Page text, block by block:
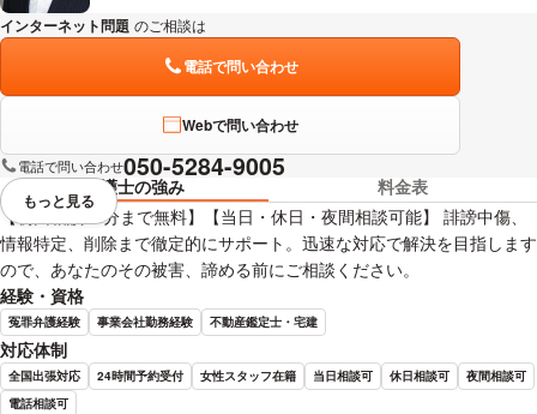
インターネット問題 のご相談は
電話で問い合わせ
Webで問い合わせ
電話で問い合わせ050-5284-9005
弁護士の強み
料金表
【初回相談30分まで無料】【当日・休日・夜間相談可能】 誹謗中傷、
情報特定、削除まで徹定的にサポート。迅速な対応で解決を目指します
ので、あなたのその被害、諦める前にご相談ください。
経験・資格
冤罪弁護経験 事業会社勤務経験 不動産鑑定士・宅建
対応体制
全国出張対応 24時間予約受付 女性スタッフ在籍 当日相談可 休日相談可
夜間相談可
電話相談可
視覚的に省略されている要素を
もっと見る